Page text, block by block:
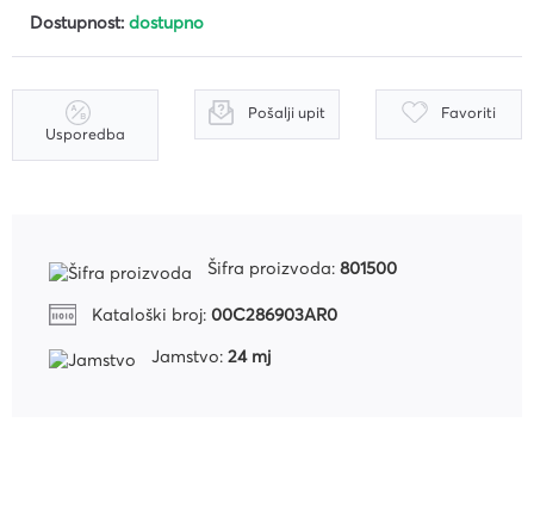
Dostupnost: dostupno
Usporedba
Pošalji upit Favoriti
Šifra proizvoda:801500
Kataloški broj: 00C286903AR0
Jamstvo:24 mj